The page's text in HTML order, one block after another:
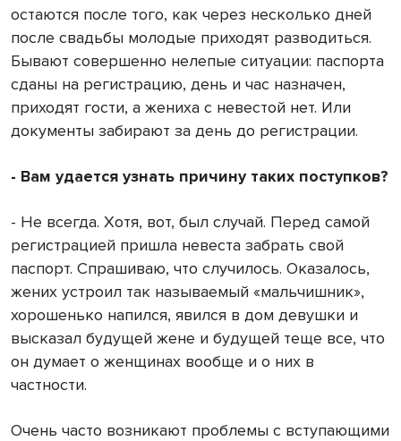
остаются после того, как через несколько дней
после свадьбы молодые приходят разводиться.
Бывают совершенно нелепые ситуации: паспорта
сданы на регистрацию, день и час назначен,
приходят гости, а жениха с невестой нет. Или
документы забирают за день до регистрации.
- Вам удается узнать причину таких поступков?
- Не всегда. Хотя, вот, был случай. Перед самой
регистрацией пришла невеста забрать свой
паспорт. Спрашиваю, что случилось. Оказалось,
жених устроил так называемый «мальчишник»,
хорошенько напился, явился в дом девушки и
высказал будущей жене и будущей теще все, что
он думает о женщинах вообще и о них в
частности.
Очень часто возникают проблемы с вступающими